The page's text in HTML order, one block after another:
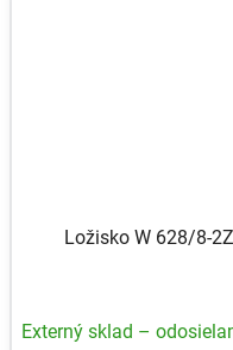
Ložisko W 628/8-
Externý sklad –